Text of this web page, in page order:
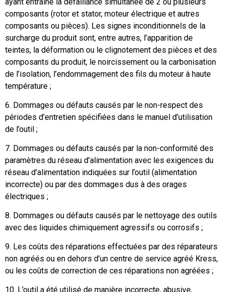
composants (rotor et stator, moteur électrique et autres
composants ou pièces). Les signes inconditionnels de la
surcharge du produit sont, entre autres, l’apparition de
teintes, la déformation ou le clignotement des pièces et des
composants du produit, le noircissement ou la carbonisation
de l’isolation, l’endommagement des fils du moteur à haute
température ;
6. Dommages ou défauts causés par le non-respect des
périodes d’entretien spécifiées dans le manuel d’utilisation
de l’outil ;
7. Dommages ou défauts causés par la non-conformité des
paramètres du réseau d’alimentation avec les exigences du
réseau d’alimentation indiquées sur l’outil (alimentation
incorrecte) ou par des dommages dus à des orages
électriques ;
8. Dommages ou défauts causés par le nettoyage des outils
avec des liquides chimiquement agressifs ou corrosifs ;
9. Les coûts des réparations effectuées par des réparateurs
non agréés ou en dehors d’un centre de service agréé Kress,
ou les coûts de correction de ces réparations non agréées ;
10. L’outil a été utilisé de manière incorrecte, abusive,